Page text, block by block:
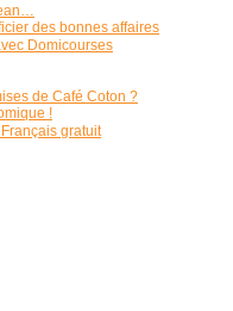
des bonnes affaires
Domicourses
de Café Coton ?
!
gratuit